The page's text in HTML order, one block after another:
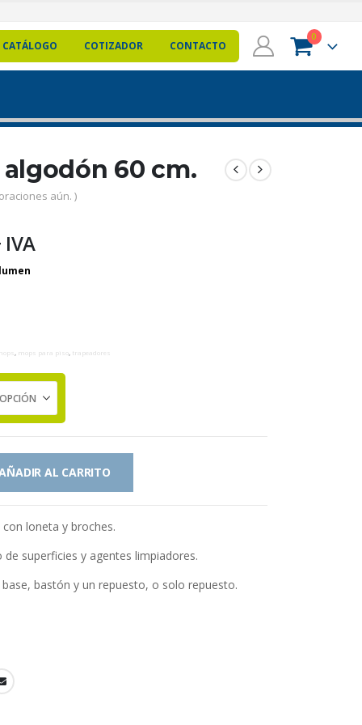
CATÁLOGO COTIZADOR CONTACTO
0
60 cm.
aún. )
mops para piso, trapeadores
AL CARRITO
loneta y broches.
superficies y agentes limpiadores.
bastón y un repuesto, o solo repuesto.